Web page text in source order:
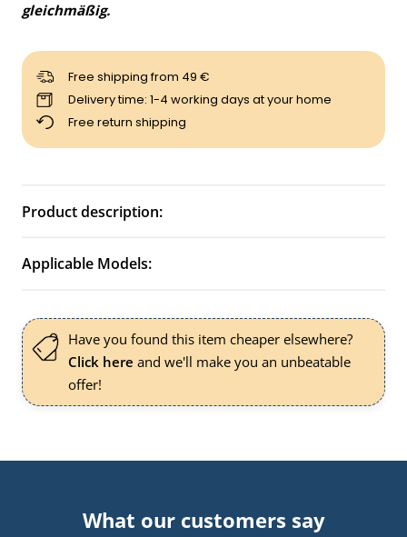
gleichmäßig.
Free shipping from 49 €
Delivery time: 1-4 working days at your home
Free return shipping
Product description:
Applicable Models:
Have you found this item cheaper elsewhere?
Click here and we'll make you an unbeatable
offer!
What our customers say